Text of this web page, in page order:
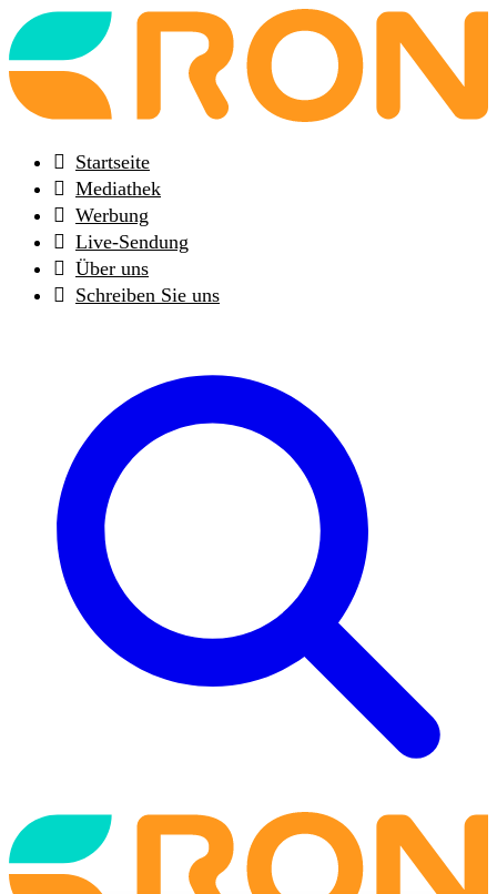
Back
to
frontpage
Startseite
Mediathek
Werbung
Live-Sendung
Über uns
Schreiben Sie uns
Back
to
frontpage